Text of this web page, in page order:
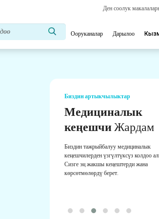
Ден соолук
Ооруканалар Дарылоо
Биздин артыкчылыктар
Медициналык
кеңешчиЖардам
Биздин тажрыйбалуу медициналык
кеңешчилерден үзгүлтүксүз колдоо
Сизге эң жакшы кеңештерди жана
көрсөтмөлөрдү берет.